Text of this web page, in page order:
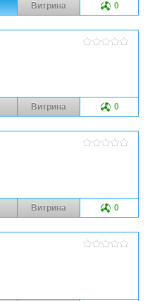
Витрина 0
Витрина 0
Витрина 0